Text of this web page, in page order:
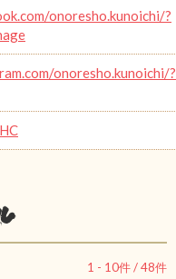
onoresho.kunoichi/?
onoresho.kunoichi/?
1 - 10件 /48件